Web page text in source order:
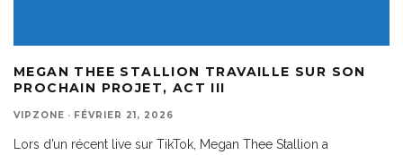
MEGAN THEE STALLION TRAVAILLE SUR SON
PROCHAIN PROJET, ACT III
VIPZONE · FÉVRIER 21, 2026
Lors d’un récent live sur TikTok, Megan Thee Stallion a